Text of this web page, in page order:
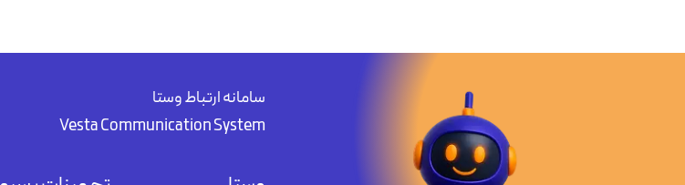
سامانه ارتباط وستا
Vesta Communication System